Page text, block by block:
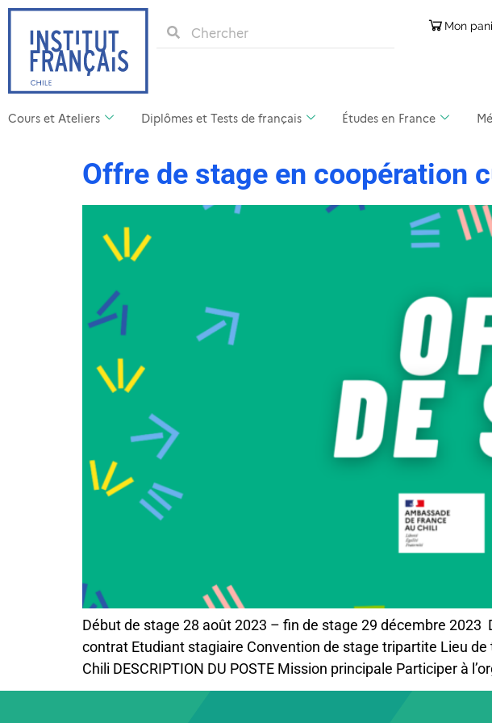
Mon
Cours et Ateliers Diplômes et Tests de français Études en France
Offre de stage en coopération
Début de stage 28 août 2023 – fin de stage 29 décembre
contrat Etudiant stagiaire Convention de stage tripartite Lieu
Chili DESCRIPTION DU POSTE Mission principale Participer à